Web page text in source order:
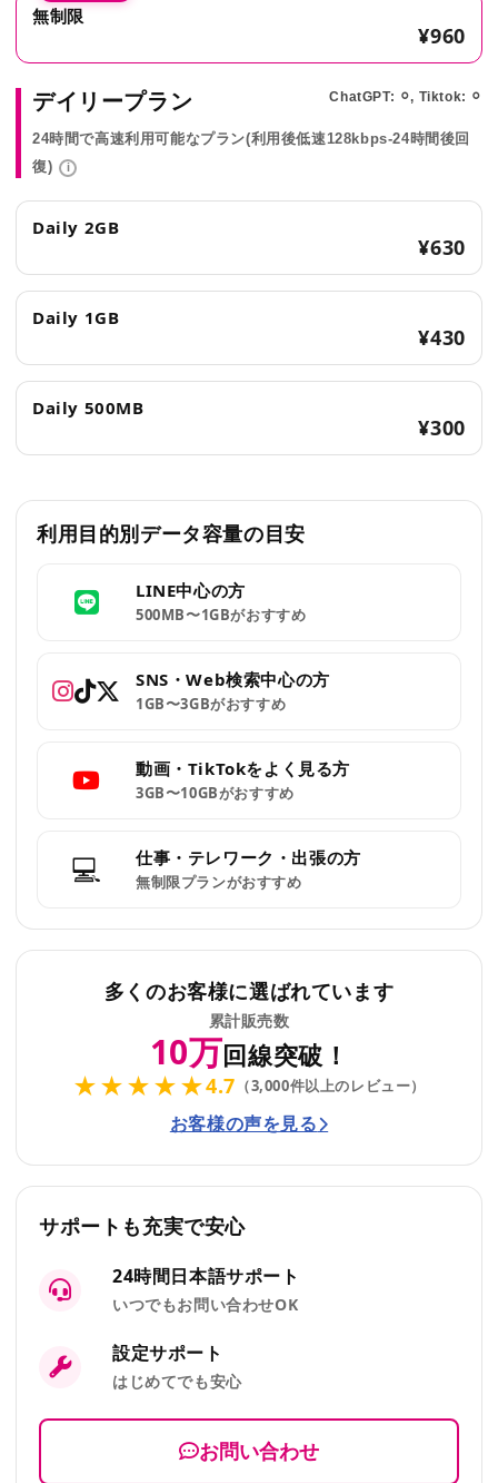
無制限
¥960
デイリープラン ChatGPT: ⚪︎, Tiktok: ⚪︎
24時間で高速利用可能なプラン(利用後低速128kbps-24時間後回
復)
i
Daily 2GB
¥630
Daily 1GB
¥430
Daily 500MB
¥300
利用目的別データ容量の目安
LINE中心の方
500MB〜1GBがおすすめ
SNS・Web検索中心の方
1GB〜3GBがおすすめ
動画・TikTokをよく見る方
3GB〜10GBがおすすめ
💻 仕事・テレワーク・出張の方
無制限プランがおすすめ
多くのお客様に選ばれています
累計販売数
10万回線突破！
★★★★★4.7 （3,000件以上のレビュー）
お客様の声を見る
サポートも充実で安心
24時間日本語サポート
いつでもお問い合わせOK
設定サポート
はじめてでも安心
お問い合わせ